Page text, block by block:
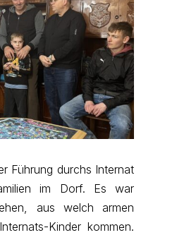
Führung durchs Internat
im Dorf. Es war
aus welch armen
Kinder kommen.